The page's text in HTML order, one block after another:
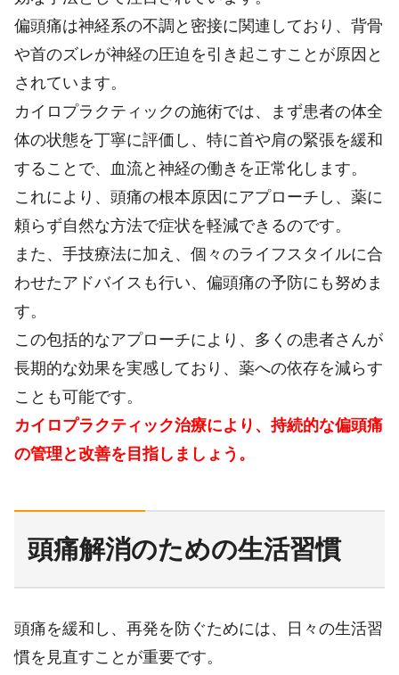
偏頭痛は神経系の不調と密接に関連しており、背骨
や首のズレが神経の圧迫を引き起こすことが原因と
されています。
カイロプラクティックの施術では、まず患者の体全
体の状態を丁寧に評価し、特に首や肩の緊張を緩和
することで、血流と神経の働きを正常化します。
これにより、頭痛の根本原因にアプローチし、薬に
頼らず自然な方法で症状を軽減できるのです。
また、手技療法に加え、個々のライフスタイルに合
わせたアドバイスも行い、偏頭痛の予防にも努めま
す。
この包括的なアプローチにより、多くの患者さんが
長期的な効果を実感しており、薬への依存を減らす
ことも可能です。
カイロプラクティック治療により、持続的な偏頭痛
の管理と改善を目指しましょう。
頭痛解消のための生活習慣
頭痛を緩和し、再発を防ぐためには、日々の生活習
慣を見直すことが重要です。